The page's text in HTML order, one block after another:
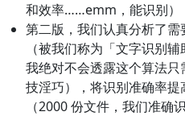
和效率……emm，能识别）
第二版，我们认真分析了
（被我们称为「文字识别
我绝对不会透露这个算法
技淫巧），将识别准确率
（2000 份文件，我们准确